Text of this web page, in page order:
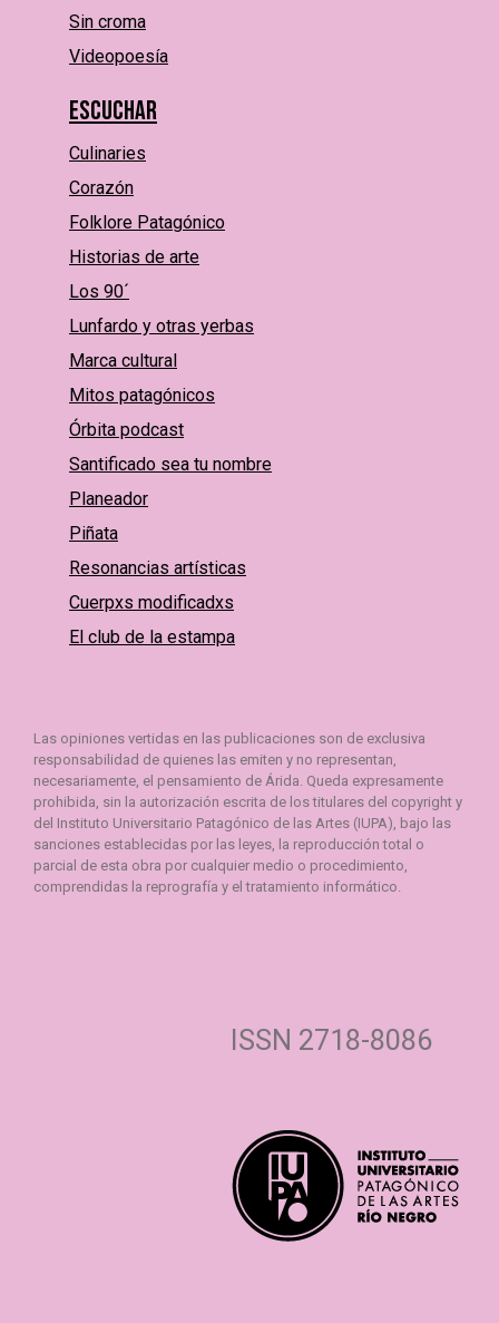
Sin croma
Videopoesía
Escuchar
Culinaries
Corazón
Folklore Patagónico
Historias de arte
Los 90´
Lunfardo y otras yerbas
Marca cultural
Mitos patagónicos
Órbita podcast
Santificado sea tu nombre
Planeador
Piñata
Resonancias artísticas
Cuerpxs modificadxs
El club de la estampa
Las opiniones vertidas en las publicaciones son de exclusiva
responsabilidad de quienes las emiten y no representan,
necesariamente, el pensamiento de Árida. Queda expresamente
prohibida, sin la autorización escrita de los titulares del copyright y
del Instituto Universitario Patagónico de las Artes (IUPA), bajo las
sanciones establecidas por las leyes, la reproducción total o
parcial de esta obra por cualquier medio o procedimiento,
comprendidas la reprografía y el tratamiento informático.
ISSN 2718-8086